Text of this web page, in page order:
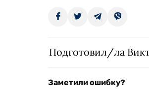
Подготовил/ла
Заметили ошибку?